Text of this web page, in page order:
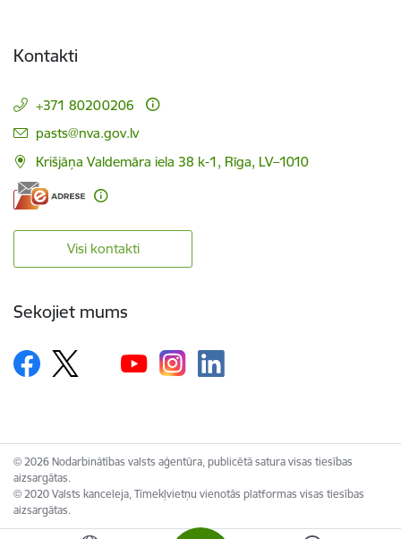
Kontakti
+371 80200206
E-pasts:
pasts@nva.gov.lv
Krišjāņa Valdemāra iela 38 k-1, Rīga, LV–1010
Visi kontakti
Sekojiet mums
© 2026 Nodarbinātības valsts aģentūra, publicētā satura visas tiesības
aizsargātas.
© 2020 Valsts kanceleja, Tīmekļvietņu vienotās platformas visas tiesības
aizsargātas.